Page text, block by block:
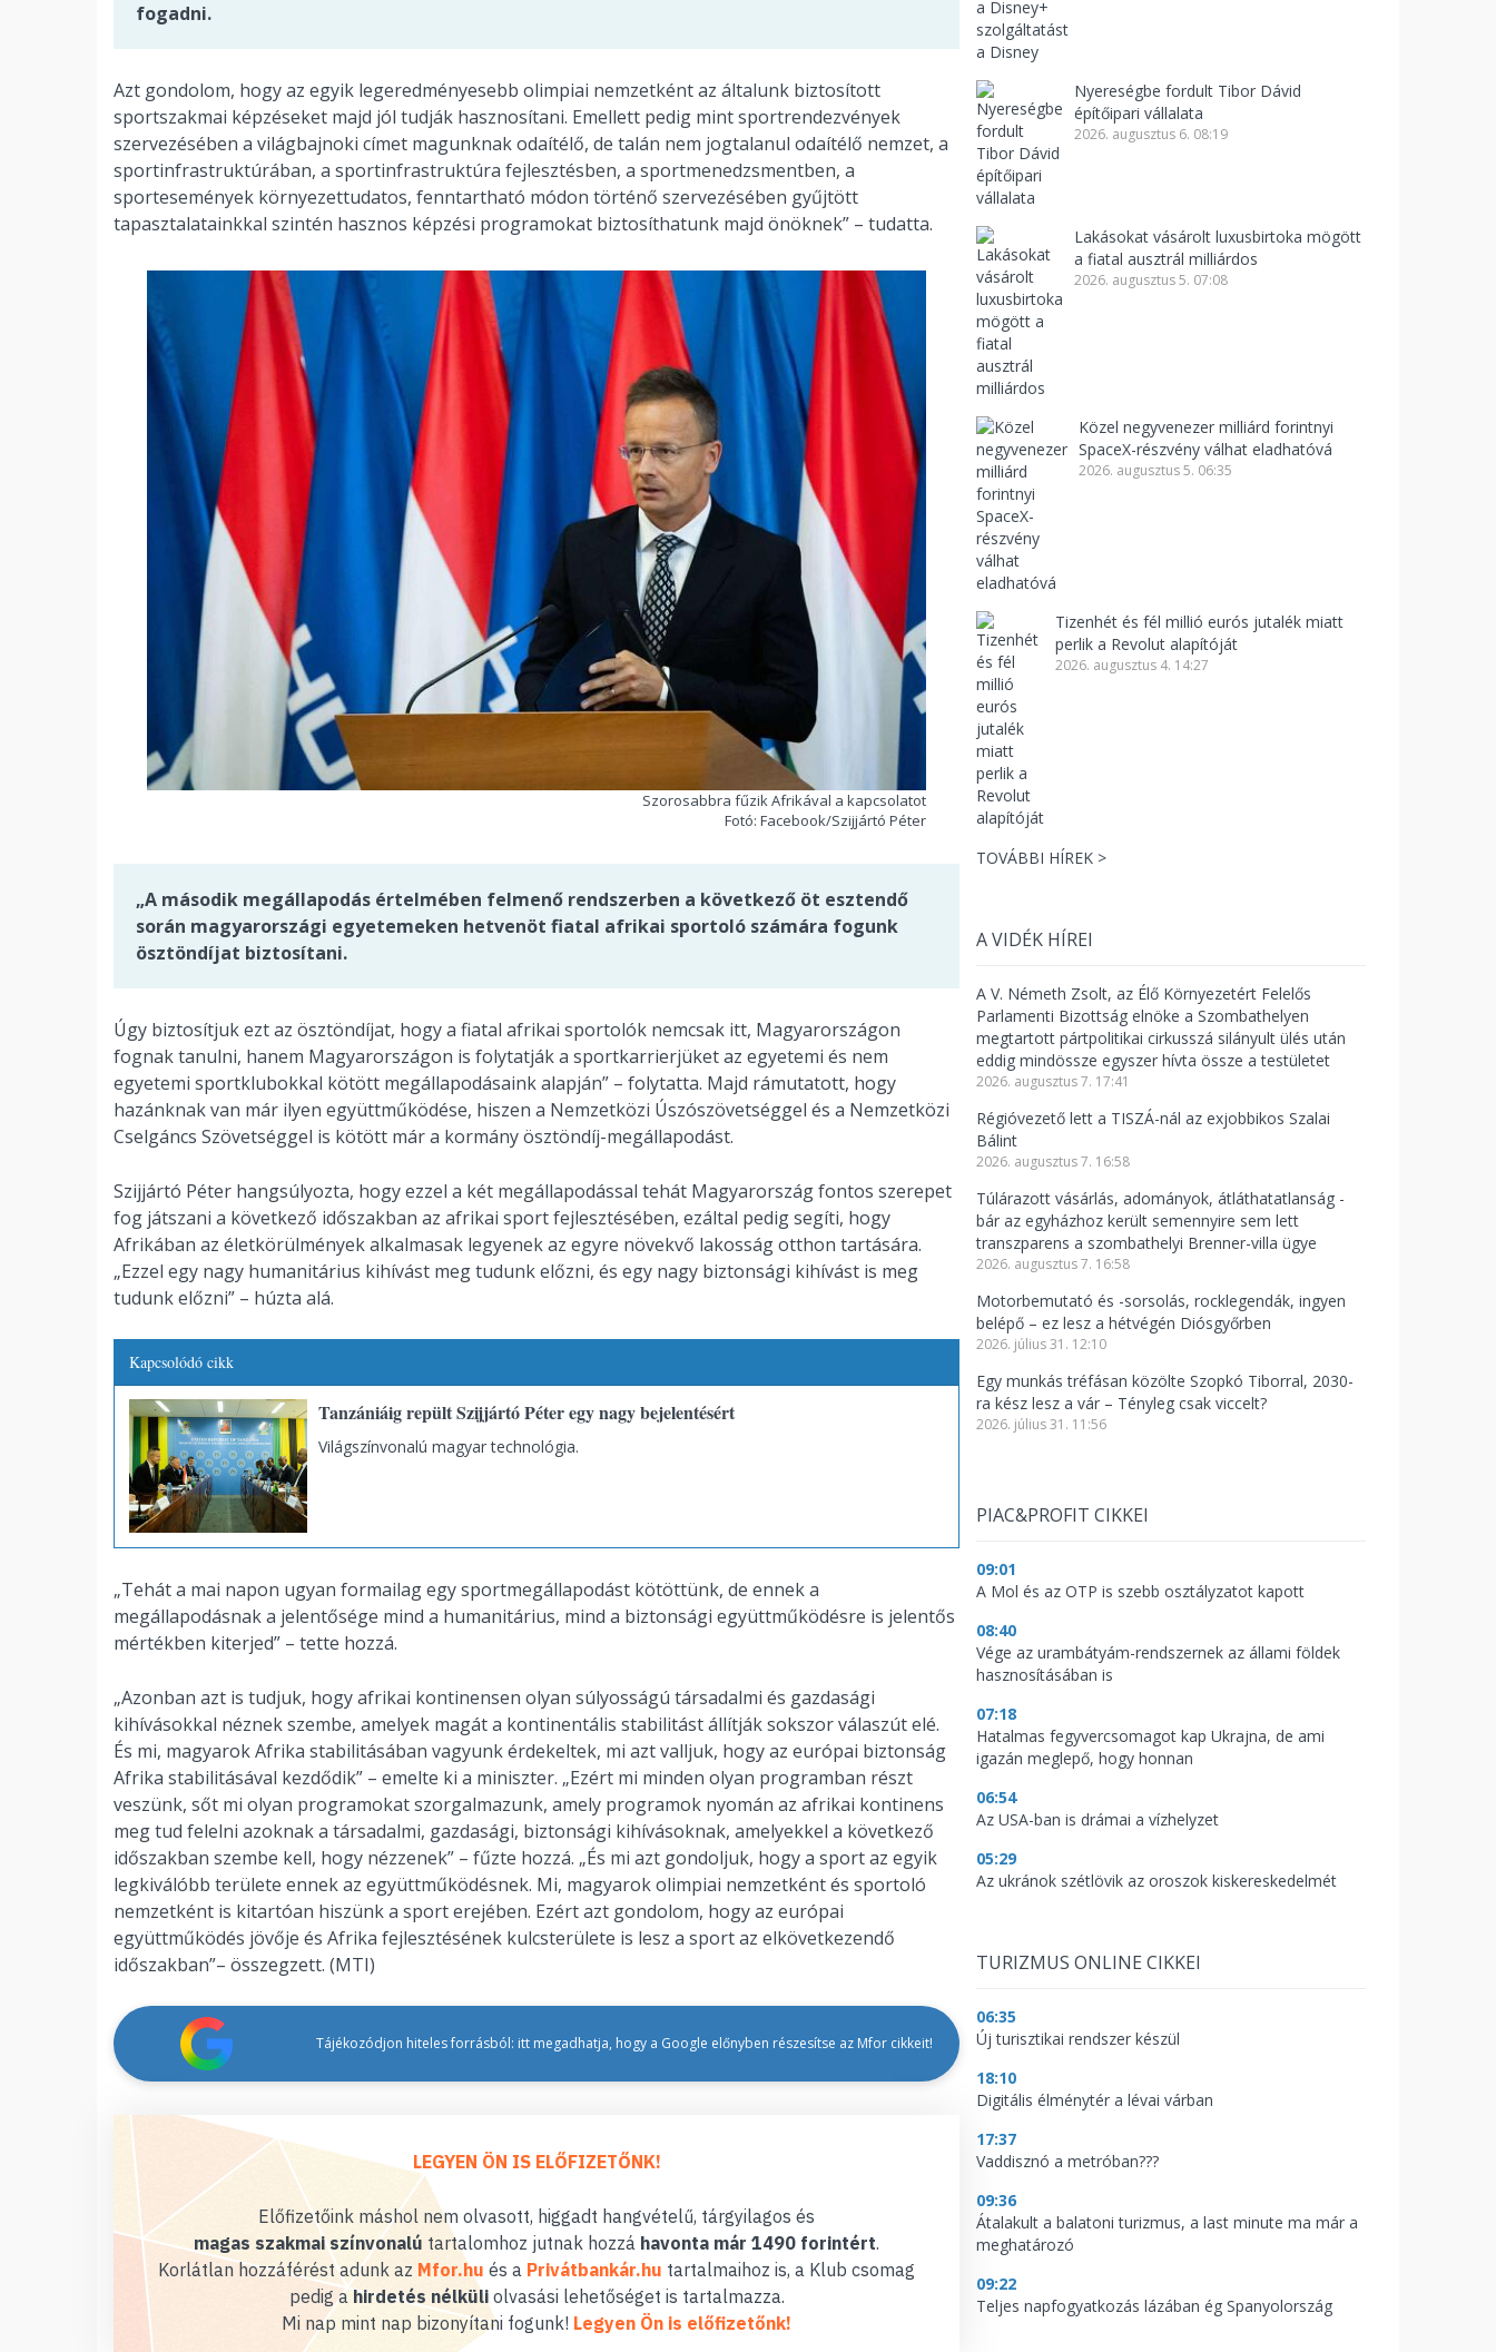
fogadni.
Azt gondolom, hogy az egyik legeredményesebb olimpiai nemzetként az általunk biztosított
sportszakmai képzéseket majd jól tudják hasznosítani. Emellett pedig mint sportrendezvények
szervezésében a világbajnoki címet magunknak odaítélő, de talán nem jogtalanul odaítélő nemzet, a
sportinfrastruktúrában, a sportinfrastruktúra fejlesztésben, a sportmenedzsmentben, a
sportesemények környezettudatos, fenntartható módon történő szervezésében gyűjtött
tapasztalatainkkal szintén hasznos képzési programokat biztosíthatunk majd önöknek” – tudatta.
Szorosabbra fűzik Afrikával a kapcsolatot
Fotó: Facebook/Szijjártó Péter
„A második megállapodás értelmében felmenő rendszerben a következő öt esztendő
során magyarországi egyetemeken hetvenöt fiatal afrikai sportoló számára fogunk
ösztöndíjat biztosítani.
Úgy biztosítjuk ezt az ösztöndíjat, hogy a fiatal afrikai sportolók nemcsak itt, Magyarországon
fognak tanulni, hanem Magyarországon is folytatják a sportkarrierjüket az egyetemi és nem
egyetemi sportklubokkal kötött megállapodásaink alapján” – folytatta. Majd rámutatott, hogy
hazánknak van már ilyen együttműködése, hiszen a Nemzetközi Úszószövetséggel és a Nemzetközi
Cselgáncs Szövetséggel is kötött már a kormány ösztöndíj-megállapodást.
Szijjártó Péter hangsúlyozta, hogy ezzel a két megállapodással tehát Magyarország fontos szerepet
fog játszani a következő időszakban az afrikai sport fejlesztésében, ezáltal pedig segíti, hogy
Afrikában az életkörülmények alkalmasak legyenek az egyre növekvő lakosság otthon tartására.
„Ezzel egy nagy humanitárius kihívást meg tudunk előzni, és egy nagy biztonsági kihívást is meg
tudunk előzni” – húzta alá.
Kapcsolódó cikk
Tanzániáig repült Szijjártó Péter egy nagy bejelentésért
Világszínvonalú magyar technológia.
„Tehát a mai napon ugyan formailag egy sportmegállapodást kötöttünk, de ennek a
megállapodásnak a jelentősége mind a humanitárius, mind a biztonsági együttműködésre is jelentős
mértékben kiterjed” – tette hozzá.
„Azonban azt is tudjuk, hogy afrikai kontinensen olyan súlyosságú társadalmi és gazdasági
kihívásokkal néznek szembe, amelyek magát a kontinentális stabilitást állítják sokszor válaszút elé.
És mi, magyarok Afrika stabilitásában vagyunk érdekeltek, mi azt valljuk, hogy az európai biztonság
Afrika stabilitásával kezdődik” – emelte ki a miniszter. „Ezért mi minden olyan programban részt
veszünk, sőt mi olyan programokat szorgalmazunk, amely programok nyomán az afrikai kontinens
meg tud felelni azoknak a társadalmi, gazdasági, biztonsági kihívásoknak, amelyekkel a következő
időszakban szembe kell, hogy nézzenek” – fűzte hozzá. „És mi azt gondoljuk, hogy a sport az egyik
legkiválóbb területe ennek az együttműködésnek. Mi, magyarok olimpiai nemzetként és sportoló
nemzetként is kitartóan hiszünk a sport erejében. Ezért azt gondolom, hogy az európai
együttműködés jövője és Afrika fejlesztésének kulcsterülete is lesz a sport az elkövetkezendő
időszakban”– összegzett. (MTI)
Tájékozódjon hiteles forrásból: itt megadhatja, hogy a Google előnyben részesítse az Mfor cikkeit!
LEGYEN ÖN IS ELŐFIZETŐNK!
Előfizetőink máshol nem olvasott, higgadt hangvételű, tárgyilagos és
magas szakmai színvonalú tartalomhoz jutnak hozzá havonta már 1490 forintért.
Korlátlan hozzáférést adunk az Mfor.hu és a Privátbankár.hu tartalmaihoz is, a Klub csomag
pedig ahirdetés nélküliolvasási lehetőséget is tartalmazza.
Mi nap mint nap bizonyítani fogunk! Legyen Ön is előfizetőnk!
Nyereségbe fordult Tibor Dávid
építőipari vállalata
2026. augusztus 6. 08:19
Lakásokat vásárolt luxusbirtoka mögött
a fiatal ausztrál milliárdos
2026. augusztus 5. 07:08
Közel negyvenezer milliárd forintnyi
SpaceX-részvény válhat eladhatóvá
2026. augusztus 5. 06:35
Tizenhét és fél millió eurós jutalék miatt
perlik a Revolut alapítóját
2026. augusztus 4. 14:27
TOVÁBBI HÍREK >
A VIDÉK HÍREI
A V. Németh Zsolt, az Élő Környezetért Felelős
Parlamenti Bizottság elnöke a Szombathelyen
megtartott pártpolitikai cirkusszá silányult ülés után
eddig mindössze egyszer hívta össze a testületet
2026. augusztus 7. 17:41
Régióvezető lett a TISZÁ-nál az exjobbikos Szalai
Bálint
2026. augusztus 7. 16:58
Túlárazott vásárlás, adományok, átláthatatlanság -
bár az egyházhoz került semennyire sem lett
transzparens a szombathelyi Brenner-villa ügye
2026. augusztus 7. 16:58
Motorbemutató és -sorsolás, rocklegendák, ingyen
belépő – ez lesz a hétvégén Diósgyőrben
2026. július 31. 12:10
Egy munkás tréfásan közölte Szopkó Tiborral, 2030-
ra kész lesz a vár – Tényleg csak viccelt?
2026. július 31. 11:56
PIAC&PROFIT CIKKEI
09:01
A Mol és az OTP is szebb osztályzatot kapott
08:40
Vége az urambátyám-rendszernek az állami földek
hasznosításában is
07:18
Hatalmas fegyvercsomagot kap Ukrajna, de ami
igazán meglepő, hogy honnan
06:54
Az USA-ban is drámai a vízhelyzet
05:29
Az ukránok szétlövik az oroszok kiskereskedelmét
TURIZMUS ONLINE CIKKEI
06:35
Új turisztikai rendszer készül
18:10
Digitális élménytér a lévai várban
17:37
Vaddisznó a metróban???
09:36
Átalakult a balatoni turizmus, a last minute ma már a
meghatározó
09:22
Teljes napfogyatkozás lázában ég Spanyolország